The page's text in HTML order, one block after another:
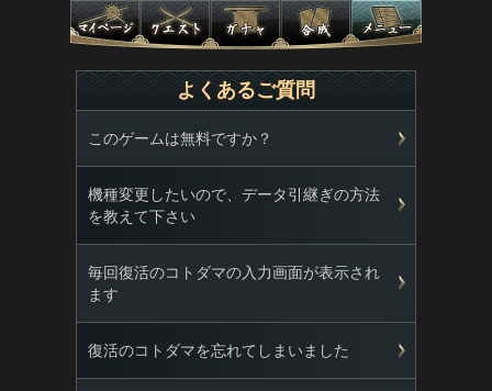
よくあるご質問
このゲームは無料ですか？
機種変更したいので、データ引継ぎの方法
を教えて下さい
毎回復活のコトダマの入力画面が表示され
ます
復活のコトダマを忘れてしまいました